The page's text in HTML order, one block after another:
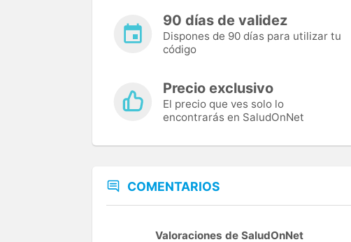
90 días de validez
Dispones de 90 días para utilizar tu
código
Precio exclusivo
El precio que ves solo lo
encontrarás en SaludOnNet
COMENTARIOS
Valoraciones de SaludOnNet